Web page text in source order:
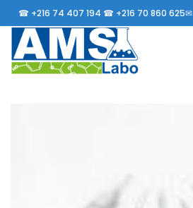
Passer
au
contenu
☎ +216 74 407 194 ☎ +216 70 860 625✉